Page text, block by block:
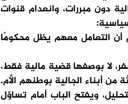
دون مبررات، وانعدام قنوات
أن التعامل معهم يظل محكومًا
لا بوصفها قضية مالية فقط،
من أبناء الجالية بوطنهم الأم.
ويفتح الباب أمام تساؤل